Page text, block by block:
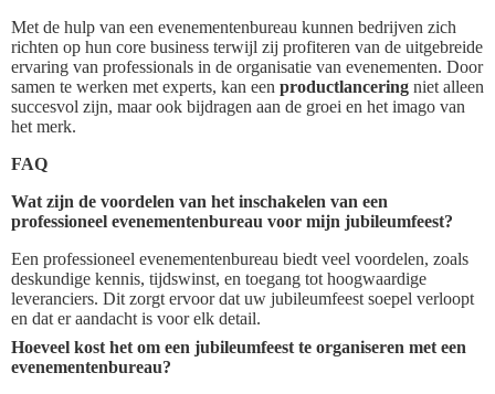
Met de hulp van een evenementenbureau kunnen bedrijven zich
richten op hun core business terwijl zij profiteren van de uitgebreide
ervaring van professionals in de organisatie van evenementen. Door
samen te werken met experts, kan een productlancering niet alleen
succesvol zijn, maar ook bijdragen aan de groei en het imago van
het merk.
FAQ
Wat zijn de voordelen van het inschakelen van een
professioneel evenementenbureau voor mijn jubileumfeest?
Een professioneel evenementenbureau biedt veel voordelen, zoals
deskundige kennis, tijdswinst, en toegang tot hoogwaardige
leveranciers. Dit zorgt ervoor dat uw jubileumfeest soepel verloopt
en dat er aandacht is voor elk detail.
Hoeveel kost het om een jubileumfeest te organiseren met een
evenementenbureau?